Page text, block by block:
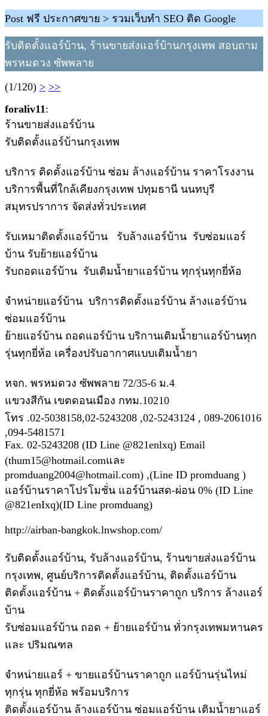
Post ฟรี ประกาศขาย > รวมเว็บทำ SEO ติด Google
รับติดตั้งแอร์บ้าน, ร้านขายส่งแอร์บ้านกรุงเทพ สอบถาม
พรหมดวง ซัพพลาย
(1/120) > >>
foraliv11:
ร้านขายส่งแอร์บ้าน
รับติดตั้งแอร์บ้านกรุงเทพ
บริการ ติดตั้งแอร์บ้าน ซ่อม ล้างแอร์บ้าน ราคาโรงงาน
บริการพื้นที่ใกล้เคียงกรุงเทพ ปทุมธานี นนทบุรี
สมุทรปราการ จัดส่งทั่วประเทศ
รับเหมาติดตั้งแอร์บ้าน รับล้างแอร์บ้าน รับซ่อมแอร์
บ้าน รับย้ายแอร์บ้าน
รับถอดแอร์บ้าน รับเติมน้ำยาแอร์บ้าน ทุกรุ่นทุกยี่ห้อ
จำหน่ายแอร์บ้าน บริการติดตั้งแอร์บ้าน ล้างแอร์บ้าน
ซ่อมแอร์บ้าน
ย้ายแอร์บ้าน ถอดแอร์บ้าน บริกานเติมน้ำยาแอร์บ้านทุก
รุ่นทุกยี่ห้อ เครื่องปรับอากาศแบบเติมน้ำยา
หจก. พรหมดวง ซัพพลาย 72/35-6 ม.4
แขวงสีกัน เขตดอนเมือง กทม.10210
โทร .02-5038158,02-5243208 ,02-5243124 , 089-2061016
,094-5481571
Fax. 02-5243208 (ID Line @821enlxq) Email
(thum15@hotmail.comและ
promduang2004@hotmail.com) ,(Line ID promduang )
แอร์บ้านราคาโปรโมชั่น แอร์บ้านสด-ผ่อน 0% (ID Line
@821enIxq)(ID Line promduang)
http://airban-bangkok.lnwshop.com/
รับติดตั้งแอร์บ้าน, รับล้างแอร์บ้าน, ร้านขายส่งแอร์บ้าน
กรุงเทพ, ศูนย์บริการติดตั้งแอร์บ้าน, ติดตั้งแอร์บ้าน
ติดตั้งแอร์บ้าน + ติดตั้งแอร์บ้านราคาถูก บริการ ล้างแอร์
บ้าน
รับซ่อมแอร์บ้าน ถอด + ย้ายแอร์บ้าน ทั่วกรุงเทพมหานคร
และ ปริมณฑล
จำหน่ายแอร์ + ขายแอร์บ้านราคาถูก แอร์บ้านรุ่นไหม่
ทุกรุ่น ทุกยี่ห้อ พร้อมบริการ
ติดตั้งแอร์บ้าน ล้างแอร์บ้าน ซ่อมแอร์บ้าน เติมน้ำยาแอร์